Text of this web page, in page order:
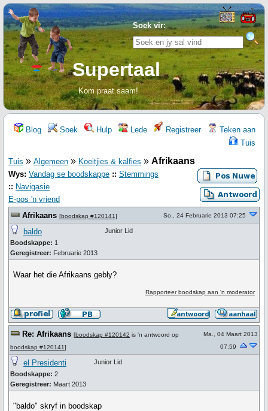
Soek vir:
Supertaal
Kom praat saam!
Blog Soek Hulp Lede Registreer
Teken aan
Tuis
Tuis » Algemeen » Koeitjies & kalfies » Afrikaans
Wys: Vandag se boodskappe :: Stemmings
:: Navigasie
E-pos 'n vriend
Afrikaans [boodskap #120141] So., 24 Februarie 2013 07:25
baldo
Boodskappe: 1
Geregistreer: Februarie 2013
Junior Lid
Waar het die Afrikaans gebly?
Rapporteer boodskap aan 'n moderator
Re: Afrikaans [boodskap #120142 is 'n antwoord op
boodskap #120141]
Ma., 04 Maart 2013
07:59
el Presidenti
Boodskappe: 2
Geregistreer: Maart 2013
Junior Lid
"baldo" skryf in boodskap